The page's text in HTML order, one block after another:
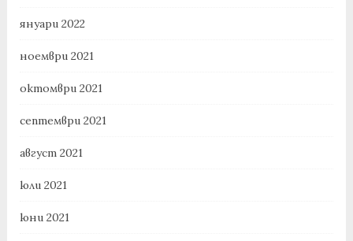
януари 2022
ноември 2021
октомври 2021
септември 2021
август 2021
юли 2021
юни 2021